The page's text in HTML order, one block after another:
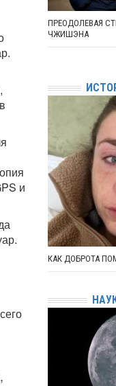
и
ПРЕОДОЛЕВАЯ
ЧЖИШЭНА
КАК ДОБРОТА